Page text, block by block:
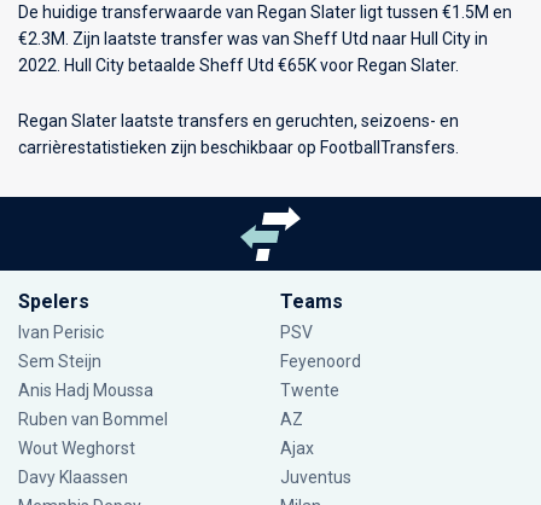
De huidige transferwaarde van Regan Slater ligt tussen €1.5M en
€2.3M. Zijn laatste transfer was van Sheff Utd naar Hull City in
2022. Hull City betaalde Sheff Utd €65K voor Regan Slater.
Regan Slater laatste transfers en geruchten, seizoens- en
carrièrestatistieken zijn beschikbaar op FootballTransfers.
Spelers
Ivan Perisic
Sem Steijn
Anis Hadj Moussa
Ruben van Bommel
Wout Weghorst
Davy Klaassen
Teams
PSV
Feyenoord
Twente
AZ
Ajax
Juventus